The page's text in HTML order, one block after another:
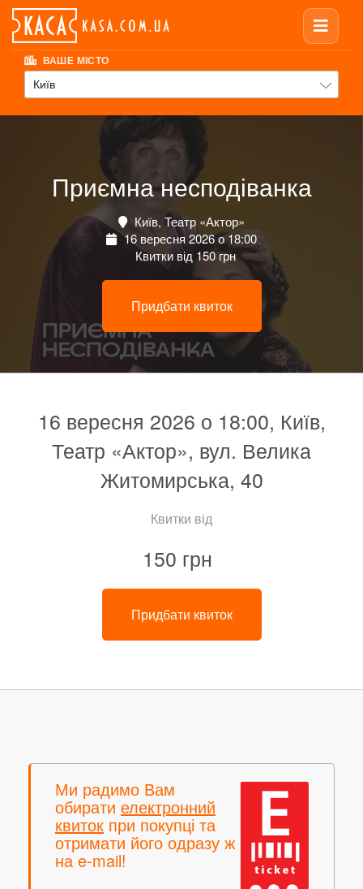
ВАШЕ МІСТО
Київ
Приємна несподіванка
Київ, Театр «Актор»
16 вересня 2026 о 18:00
Квитки від 150 грн
Придбати квиток
16 вересня 2026 о 18:00, Київ,
Театр «Актор», вул. Велика
Житомирська, 40
Квитки від
150 грн
Придбати квиток
Ми радимо Вам
обирати електронний
квиток при покупці та
отримати його одразу ж
на e-mail!